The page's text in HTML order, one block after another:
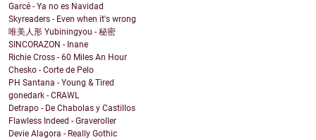
Garcé - Ya no es Navidad
Skyreaders - Even when it's wrong
唯美人形 Yubiningyou - 秘密
SINCORAZON - Inane
Richie Cross - 60 Miles An Hour
Chesko - Corte de Pelo
PH Santana - Young & Tired
gonedark - CRAWL
Detrapo - De Chabolas y Castillos
Flawless Indeed - Graveroller
Devie Alagora - Really Gothic